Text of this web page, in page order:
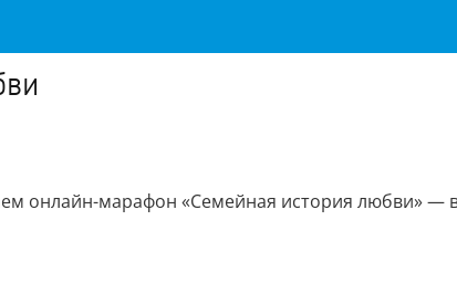
онлайн-марафон «Семейная история любви» —